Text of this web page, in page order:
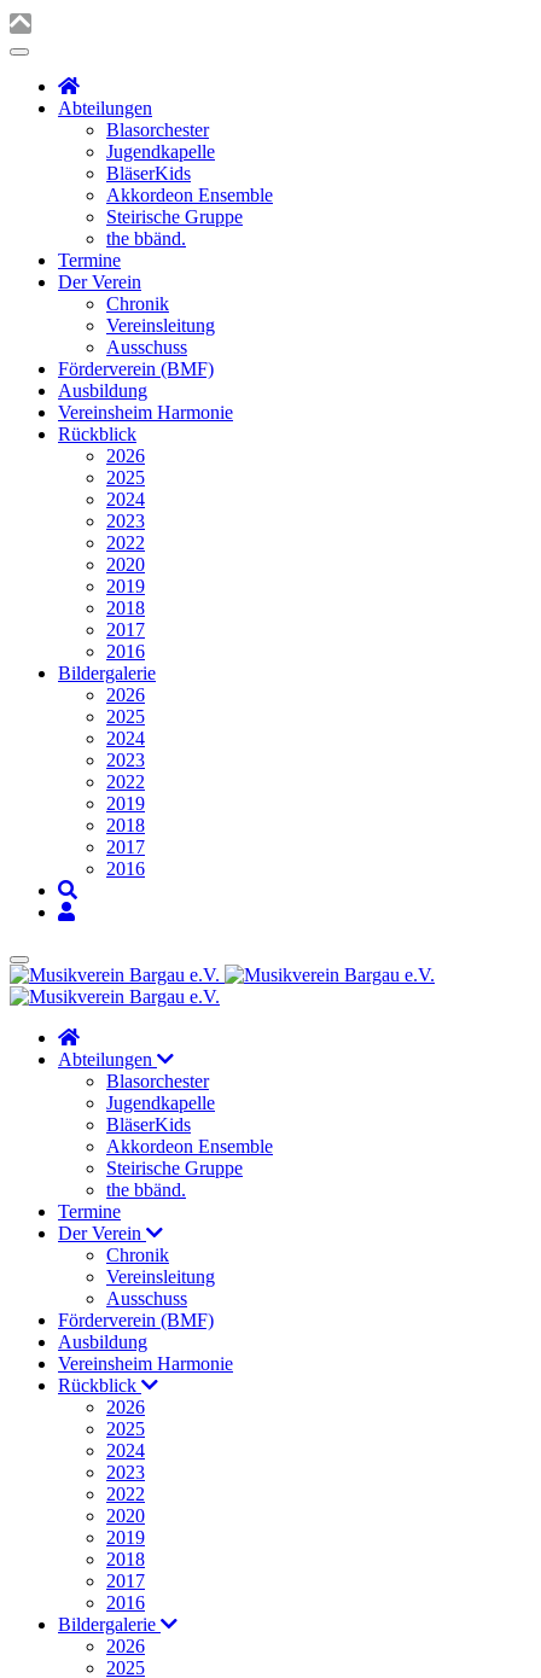
Abteilungen
Blasorchester
Jugendkapelle
BläserKids
Akkordeon Ensemble
Steirische Gruppe
the bbänd.
Termine
Der Verein
Chronik
Vereinsleitung
Ausschuss
Förderverein (BMF)
Ausbildung
Vereinsheim Harmonie
Rückblick
2026
2025
2024
2023
2022
2020
2019
2018
2017
2016
Bildergalerie
2026
2025
2024
2023
2022
2019
2018
2017
2016
Abteilungen
Blasorchester
Jugendkapelle
BläserKids
Akkordeon Ensemble
Steirische Gruppe
the bbänd.
Termine
Der Verein
Chronik
Vereinsleitung
Ausschuss
Förderverein (BMF)
Ausbildung
Vereinsheim Harmonie
Rückblick
2026
2025
2024
2023
2022
2020
2019
2018
2017
2016
Bildergalerie
2026
2025